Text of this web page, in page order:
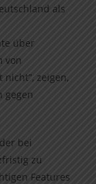
als
über
von
zeigen,
gegen
bei
zu
Features